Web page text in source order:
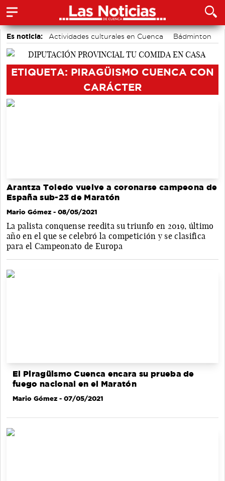
Es noticia: Actividades culturales en Cuenca
Bádminton
Área de Deportes
ETIQUETA: PIRAGÜISMO CUENCA CON
CARÁCTER
Arantza Toledo vuelve a coronarse campeona de
España sub-23 de Maratón
Mario Gómez - 08/05/2021
La palista conquense reedita su triunfo en 2019, último
año en el que se celebró la competición y se clasifica
para el Campeonato de Europa
El Piragüismo Cuenca encara su prueba de
fuego nacional en el Maratón
Mario Gómez - 07/05/2021